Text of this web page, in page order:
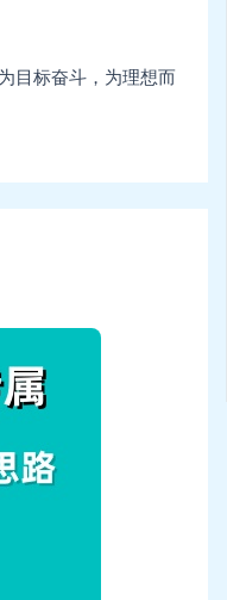
目标奋斗，为理想而